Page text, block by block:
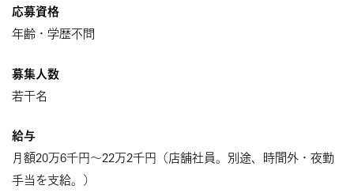
応募資格
年齢・学歴不問
募集人数
若干名
給与
月額20万6千円～22万2千円（店舗社員。別途、時間外・夜勤
手当を支給。）